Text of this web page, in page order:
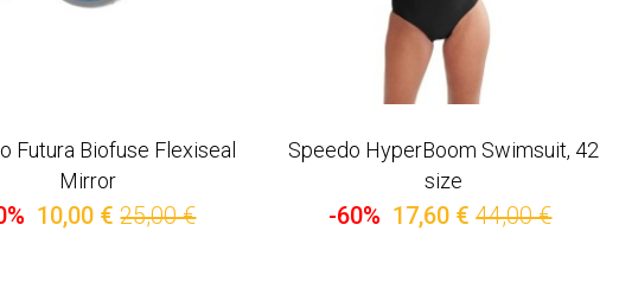
Futura Biofuse Flexiseal
Mirror
10,00 € 25,00 €
Speedo HyperBoom Swimsuit, 42
size
-60% 17,60 € 44,00 €